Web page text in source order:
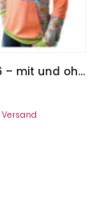
Sweatshirt “HEDI”, Gr. 158 – Damengr 46 – mit und ohne Kapuze
Versand